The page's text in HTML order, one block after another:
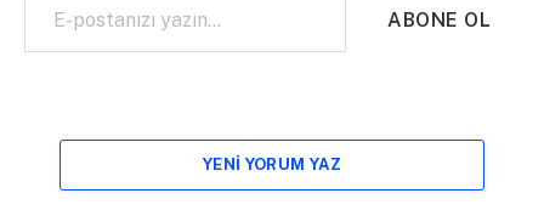
ABONE OL
YENI YORUM YAZ